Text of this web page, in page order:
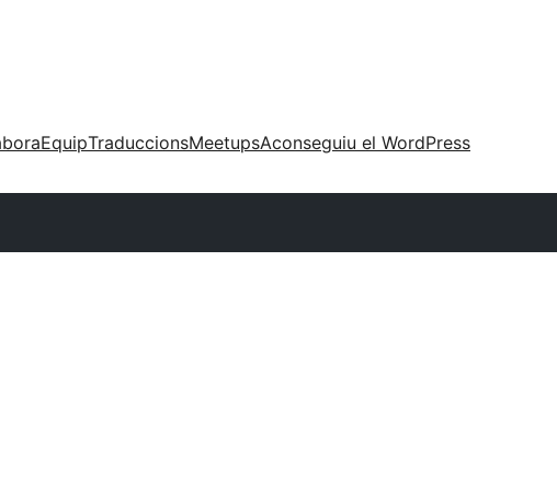
EquipTraduccionsMeetupsAconseguiu el WordPress